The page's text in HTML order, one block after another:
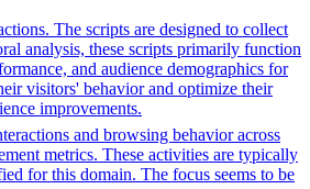
The scripts are designed to collect
analysis, these scripts primarily function
and audience demographics for
visitors' behavior and optimize their
improvements.
and browsing behavior across
metrics. These activities are typically
for this domain. The focus seems to be